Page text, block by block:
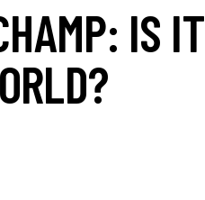
IS IT